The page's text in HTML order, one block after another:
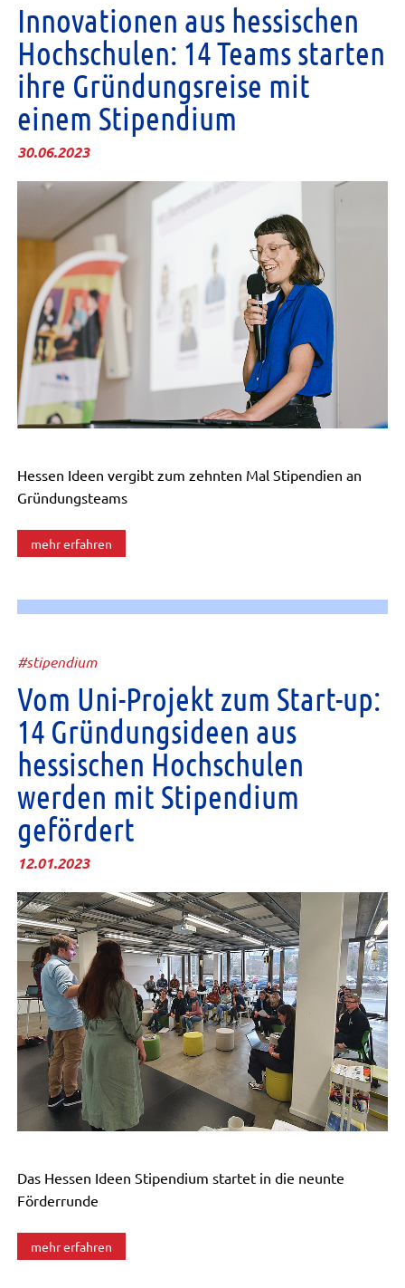
Innovationen aus hessischen
Hochschulen: 14 Teams starten
ihre Gründungsreise mit
einem Stipendium
30.06.2023
Hessen Ideen vergibt zum zehnten Mal Stipendien an
Gründungsteams
mehr erfahren
#stipendium
Vom Uni-Projekt zum Start-up:
14 Gründungsideen aus
hessischen Hochschulen
werden mit Stipendium
gefördert
12.01.2023
Das Hessen Ideen Stipendium startet in die neunte
Förderrunde
mehr erfahren